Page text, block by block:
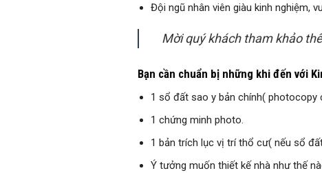
Đội ngũ nhân viên giàu kinh nghiệm,
Mời quý khách tham khảo
Bạn cần chuẩn bị những khi đến với
1 sổ đất sao y bản chính( photocopy
1 chứng minh photo.
1 bản trích lục vị trí thổ cư( nếu sổ
Ý tưởng muốn thiết kế nhà như thế